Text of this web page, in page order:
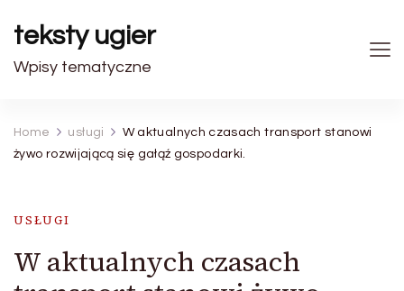
teksty ugier
Wpisy tematyczne
Home usługi
W aktualnych czasach transport stanowi
żywo rozwijającą się gałąź gospodarki.
USŁUGI
W aktualnych czasach